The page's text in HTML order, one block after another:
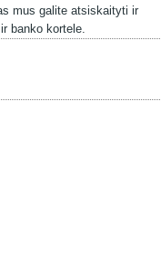
mus galite atsiskaityti ir
banko kortele.